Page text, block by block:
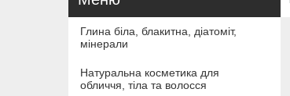
Глина біла, блакитна, діатоміт,
мінерали
Натуральна косметика для
обличчя, тіла та волосся